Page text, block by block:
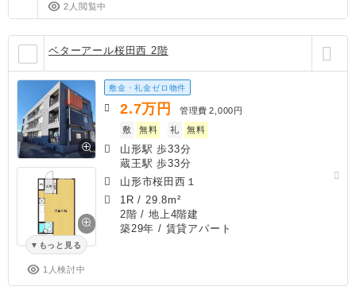
2人閲覧中
ベターアール桜田西 2階
もっと見る
1人検討中
敷金・礼金ゼロ物件
2.7万円 管理費 2,000円
敷
無料 礼 無料
山形駅 歩33分
蔵王駅 歩33分
山形市桜田西１
1R / 29.8m²
2階 / 地上4階建
築29年 / 賃貸アパート